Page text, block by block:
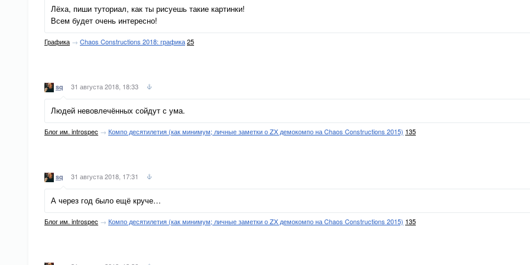
Лёха, пиши туториал, как ты рисуешь такие картинки!
Всем будет очень интересно!
Графика → Chaos Constructions 2018: графика25
sq 31 августа 2018, 18:33
Людей невовлечённых сойдут с ума.
Блог им. introspec → Компо десятилетия (как минимум; личные заметки о ZX демокомпо на Chaos Constructions 2015) 135
sq 31 августа 2018, 17:31
А через год было ещё круче…
Блог им. introspec → Компо десятилетия (как минимум; личные заметки о ZX демокомпо на Chaos Constructions 2015) 135